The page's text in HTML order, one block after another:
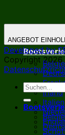
Irland
Italien
ANGEBOT
Developed by
Copyright